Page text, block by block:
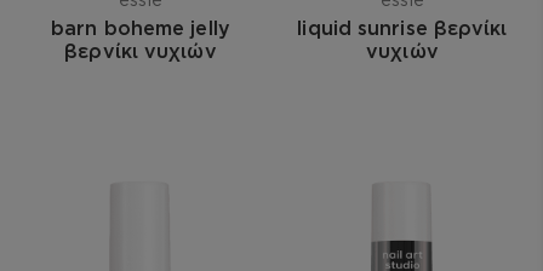
barn boheme jelly
βερνίκι νυχιών
liquid sunrise βερνίκι
νυχιών